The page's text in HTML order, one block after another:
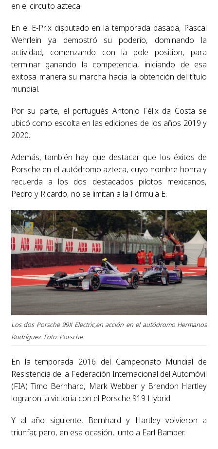
en el circuito azteca.
En el E-Prix disputado en la temporada pasada, Pascal
Wehrlein ya demostró su poderío, dominando la
actividad, comenzando con la pole position, para
terminar ganando la competencia, iniciando de esa
exitosa manera su marcha hacia la obtención del título
mundial.
Por su parte, el portugués Antonio Félix da Costa se
ubicó como escolta en las ediciones de los años 2019 y
2020.
Además, también hay que destacar que los éxitos de
Porsche en el autódromo azteca, cuyo nombre honra y
recuerda a los dos destacados pilotos mexicanos,
Pedro y Ricardo, no se limitan a la Fórmula E.
Los dos Porsche 99X Electric,en acción en el autódromo Hermanos
Rodríguez. Foto: Porsche.
En la temporada 2016 del Campeonato Mundial de
Resistencia de la Federación Internacional del Automóvil
(FIA) Timo Bernhard, Mark Webber y Brendon Hartley
lograron la victoria con el Porsche 919 Hybrid.
Y al año siguiente, Bernhard y Hartley volvieron a
triunfar, pero, en esa ocasión, junto a Earl Bamber.